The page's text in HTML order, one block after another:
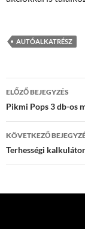
AUTÓALKATRÉSZ
Bejegyzés
navigáció
ELŐZŐ BEJEGYZÉS
Pikmi Pops 3 db-os
KÖVETKEZŐ
Terhességi